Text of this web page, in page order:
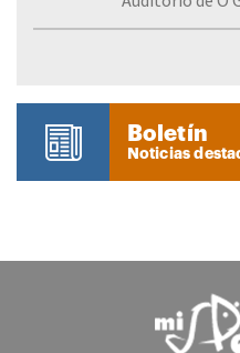
Boletín
Noticias